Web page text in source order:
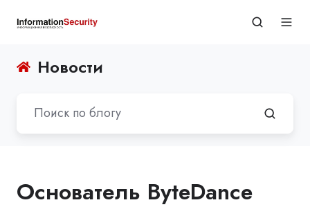
Новости
Основатель ByteDance